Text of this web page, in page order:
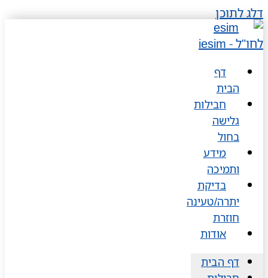
דלג לתוכן
דף
הבית
חבילות
גלישה
בחול
מידע
ותמיכה
בדיקת
יתרה/טעינה
חוזרת
אודות
דף הבית